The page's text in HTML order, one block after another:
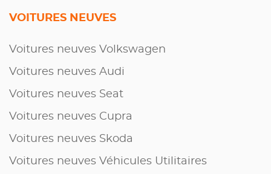
VOITURES NEUVES
Voitures neuves Volkswagen
Voitures neuves Audi
Voitures neuves Seat
Voitures neuves Cupra
Voitures neuves Skoda
Voitures neuves Véhicules Utilitaires